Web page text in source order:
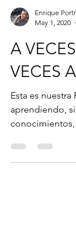
Enrique
May 1, 2020
A
VECES
Esta es nuestra
capitalizando...